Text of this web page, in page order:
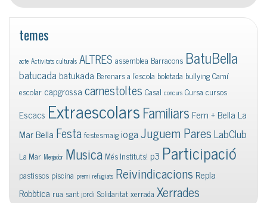
temes
acte Activitats culturals ALTRES assemblea Barracons BatuBella
batucadabatukada Berenars a l'escola boletada bullyingCamí
escolar capgrossacarnestoltes Casal concurs Cursa cursos
Escacs ExtraescolarsFamiliars Fem + Bella La
Mar Bella FestafestesmaigiogaJuguem ParesLabClub
La Mar Menjador Musica Més Instituts! p3 Participació
pastissos piscina premi refugiats Reivindicacions Repla
Robòtica rua sant jordi Solidaritatxerrada Xerrades